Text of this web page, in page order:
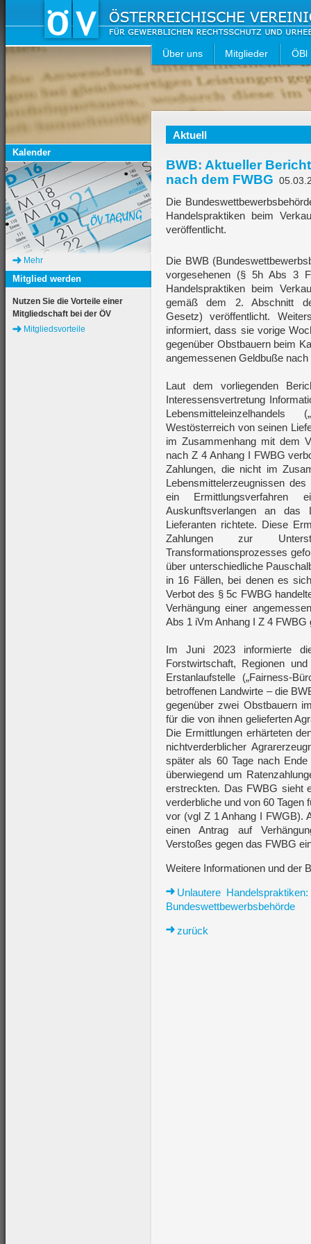
Über uns Mitglieder ÖBl
Aktuell
BWB: Aktueller
nach dem FWBG
Die
Handelspraktiken beim
veröffentlicht.
Die BWB
vorgesehenen (§ 5h Abs 3
Handelspraktiken beim
gemäß dem 2. Abschnitt
Gesetz) veröffentlicht.
informiert, dass sie vorige
gegenüber Obstbauern beim
angemessenen Geldbuße
Laut dem vorliegenden
Interessensvertretung
Westösterreich von seinen
im Zusammenhang mit dem
nach Z 4 Anhang I FWBG
Zahlungen, die nicht im
Lebensmittelerzeugnissen
ein
Auskunftsverlangen an das
Lieferanten richtete. Diese
Zahlungen zur
Transformationsprozesses
über unterschiedliche
in 16 Fällen, bei denen es
Verbot des § 5c FWBG
Verhängung einer
Abs 1 iVm Anhang I Z 4 FWBG
Im Juni 2023 informierte
Forstwirtschaft, Regionen
Erstanlaufstelle („Fairness-
betroffenen Landwirte – die
gegenüber zwei Obstbauern
für die von ihnen gelieferten
Die Ermittlungen erhärteten
nichtverderblicher
später als 60 Tage nach
überwiegend um
erstreckten. Das FWBG sieht
verderbliche und von 60 Tagen
vor (vgl Z 1 Anhang I FWGB).
einen Antrag auf
Verstoßes gegen das FWBG
Weitere Informationen und der
Unlautere
Bundeswettbewerbsbehörde
zurück
Kalender
Mehr
Mitglied werden
Nutzen Sie die Vorteile einer
Mitgliedschaft bei der ÖV
Mitgliedsvorteile